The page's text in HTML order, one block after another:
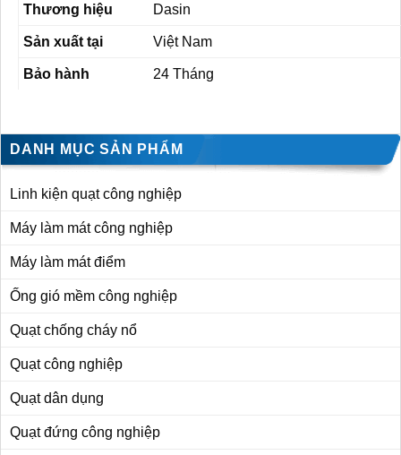
Thương hiệu Dasin
Sản xuất tại Việt Nam
Bảo hành 24 Tháng
DANH MỤC SẢN PHẨM
Linh kiện quạt công nghiệp
Máy làm mát công nghiệp
Máy làm mát điểm
Ống gió mềm công nghiệp
Quạt chống cháy nổ
Quạt công nghiệp
Quạt dân dụng
Quạt đứng công nghiệp